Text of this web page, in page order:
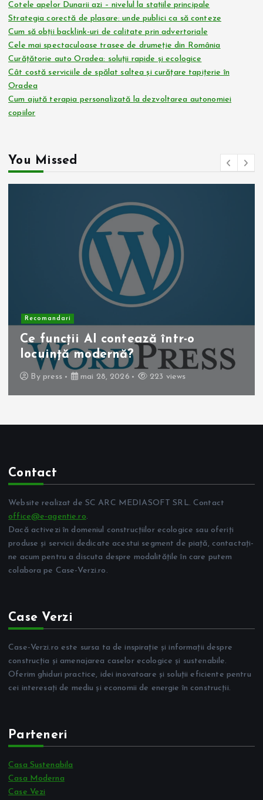
Cotele apelor Dunarii azi – nivelul la stațiile principale
Strategia corectă de plasare: unde publici ca să conteze
Cum să obții backlink-uri de calitate prin advertoriale
Cele mai spectaculoase trasee de drumeție din România
Curățătorie auto Oradea: soluții rapide și ecologice
Cât costă serviciile de spălat saltea și curățare tapițerie în
Oradea
Cum ajută terapia personalizată la dezvoltarea autonomiei
copiilor
You Missed
Recomandari
Operația de colecist laparoscopică:
beneficii pentru pacient
By press mai 10, 2026 261 views
Contact
Website realizat de SC ARC MEDIASOFT SRL. Contact
office@e-agentie.ro.
Dacă activezi în domeniul construcțiilor ecologice sau oferiți
produse și servicii dedicate acestui segment de piață, contactați-
ne acum pentru a discuta despre modalitățile în care putem
colabora pe Case-Verzi.ro.
Case Verzi
Case-Verzi.ro este sursa ta de inspirație și informații despre
construcția și amenajarea caselor ecologice și sustenabile.
Oferim ghiduri practice, idei inovatoare și soluții eficiente pentru
cei interesați de mediu și economii de energie în construcții.
Parteneri
Casa Sustenabila
Casa Moderna
Case Vezi